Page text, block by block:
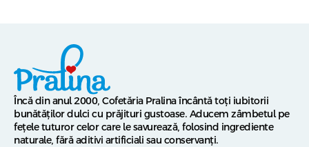
Încă din anul 2000, Cofetăria Pralina încântă toți iubitorii
bunătăților dulci cu prăjituri gustoase. Aducem zâmbetul pe
fețele tuturor celor care le savurează, folosind ingrediente
naturale, fără aditivi artificiali sau conservanți.